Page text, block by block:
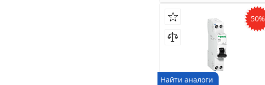
50%
Найти аналоги